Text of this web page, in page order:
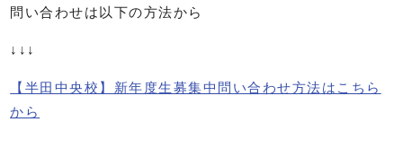
問い合わせは以下の方法から
↓↓↓
【半田中央校】新年度生募集中問い合わせ方法はこちら
から